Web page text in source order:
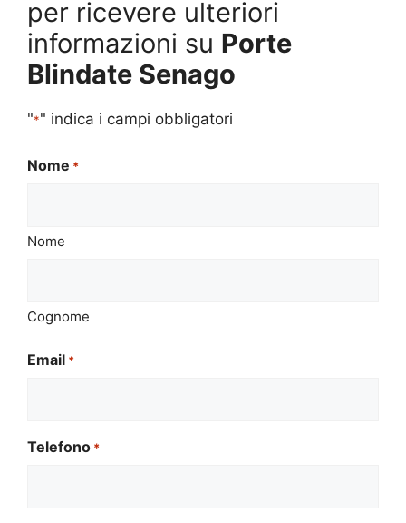
per ricevere ulteriori
informazioni su Porte
Blindate Senago
"*" indica i campi obbligatori
Nome *
Nome
Cognome
Email *
Telefono *